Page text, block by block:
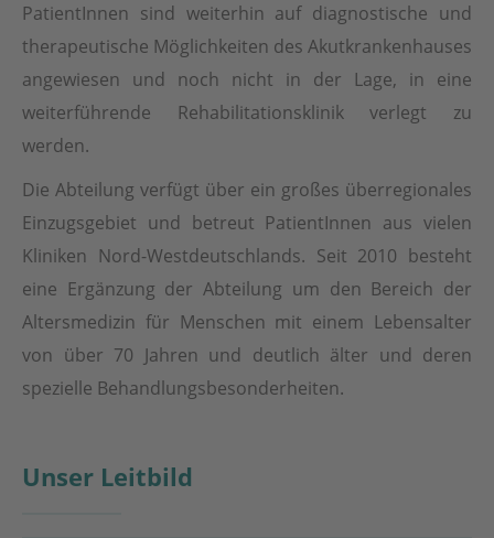
PatientInnen sind weiterhin auf diagnostische und
therapeutische Möglichkeiten des Akutkrankenhauses
angewiesen und noch nicht in der Lage, in eine
weiterführende Rehabilitationsklinik verlegt zu
werden.
Die Abteilung verfügt über ein großes überregionales
Einzugsgebiet und betreut PatientInnen aus vielen
Kliniken Nord-Westdeutschlands. Seit 2010 besteht
eine Ergänzung der Abteilung um den Bereich der
Altersmedizin für Menschen mit einem Lebensalter
von über 70 Jahren und deutlich älter und deren
spezielle Behandlungsbesonderheiten.
Unser Leitbild